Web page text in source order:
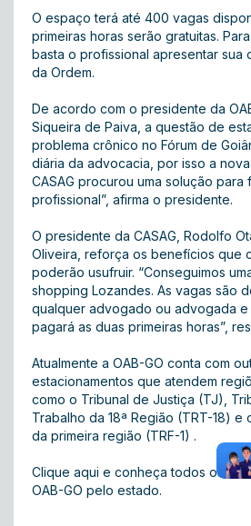
O espaço terá até 400 vagas
primeiras horas serão gratuitas.
basta o profissional apresentar sua
da Ordem.
De acordo com o presidente da
Siqueira de Paiva, a questão de
problema crônico no Fórum de
diária da advocacia, por isso a
CASAG procurou uma solução
profissional”, afirma o presidente.
O presidente da CASAG, Rodolfo
Oliveira, reforça os benefícios que
poderão usufruir. “Conseguimos
shopping Lozandes. As vagas são
qualquer advogado ou advogada e
pagará as duas primeiras horas”,
Atualmente a OAB-GO conta com
estacionamentos que atendem
como o Tribunal de Justiça (TJ),
Trabalho da 18ª Região (TRT-18) e
da primeira região (TRF-1) .
Clique aqui e conheça todos os
OAB-GO pelo estado.